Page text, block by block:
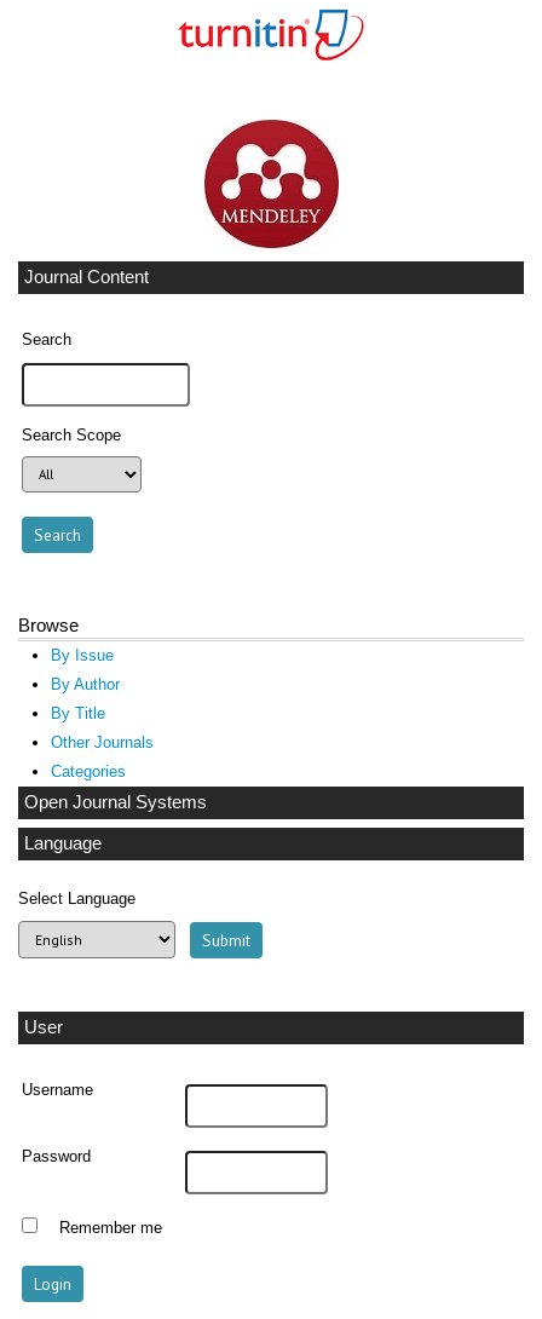
Journal Content
Search
Search Scope
Browse
By Issue
By Author
By Title
Other Journals
Categories
Open Journal Systems
Language
Select Language
User
Username
Password
Remember me